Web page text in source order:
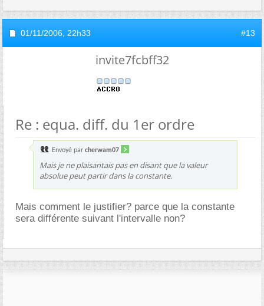
01/11/2006, 22h33 #13
invite7fcbff32
Re : equa. diff. du 1er ordre
Envoyé par cherwam07
Mais je ne plaisantais pas en disant que la valeur
absolue peut partir dans la constante.
Mais comment le justifier? parce que la constante
sera différente suivant l'intervalle non?